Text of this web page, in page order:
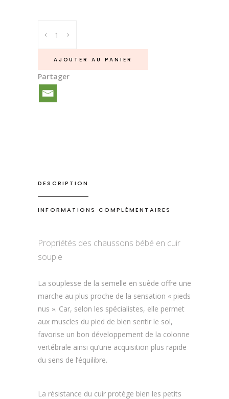
bébé
Fuschia
quantité
AJOUTER AU PANIER
Partager
DESCRIPTION
INFORMATIONS COMPLÉMENTAIRES
Propriétés des chaussons bébé en cuir
souple
La souplesse de la semelle en suède offre une
marche au plus proche de la sensation « pieds
nus ». Car, selon les spécialistes, elle permet
aux muscles du pied de bien sentir le sol,
favorise un bon développement de la colonne
vertébrale ainsi qu’une acquisition plus rapide
du sens de l’équilibre.
La résistance du cuir protège bien les petits